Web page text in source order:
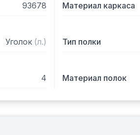
93678 Материал каркаса
Уголок (л.) Тип полки
4 Материал полок